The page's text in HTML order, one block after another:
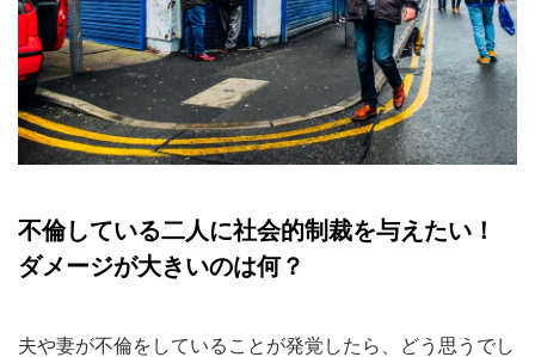
不倫している二人に社会的制裁を与えたい！
ダメージが大きいのは何？
夫や妻が不倫をしていることが発覚したら、どう思うでし